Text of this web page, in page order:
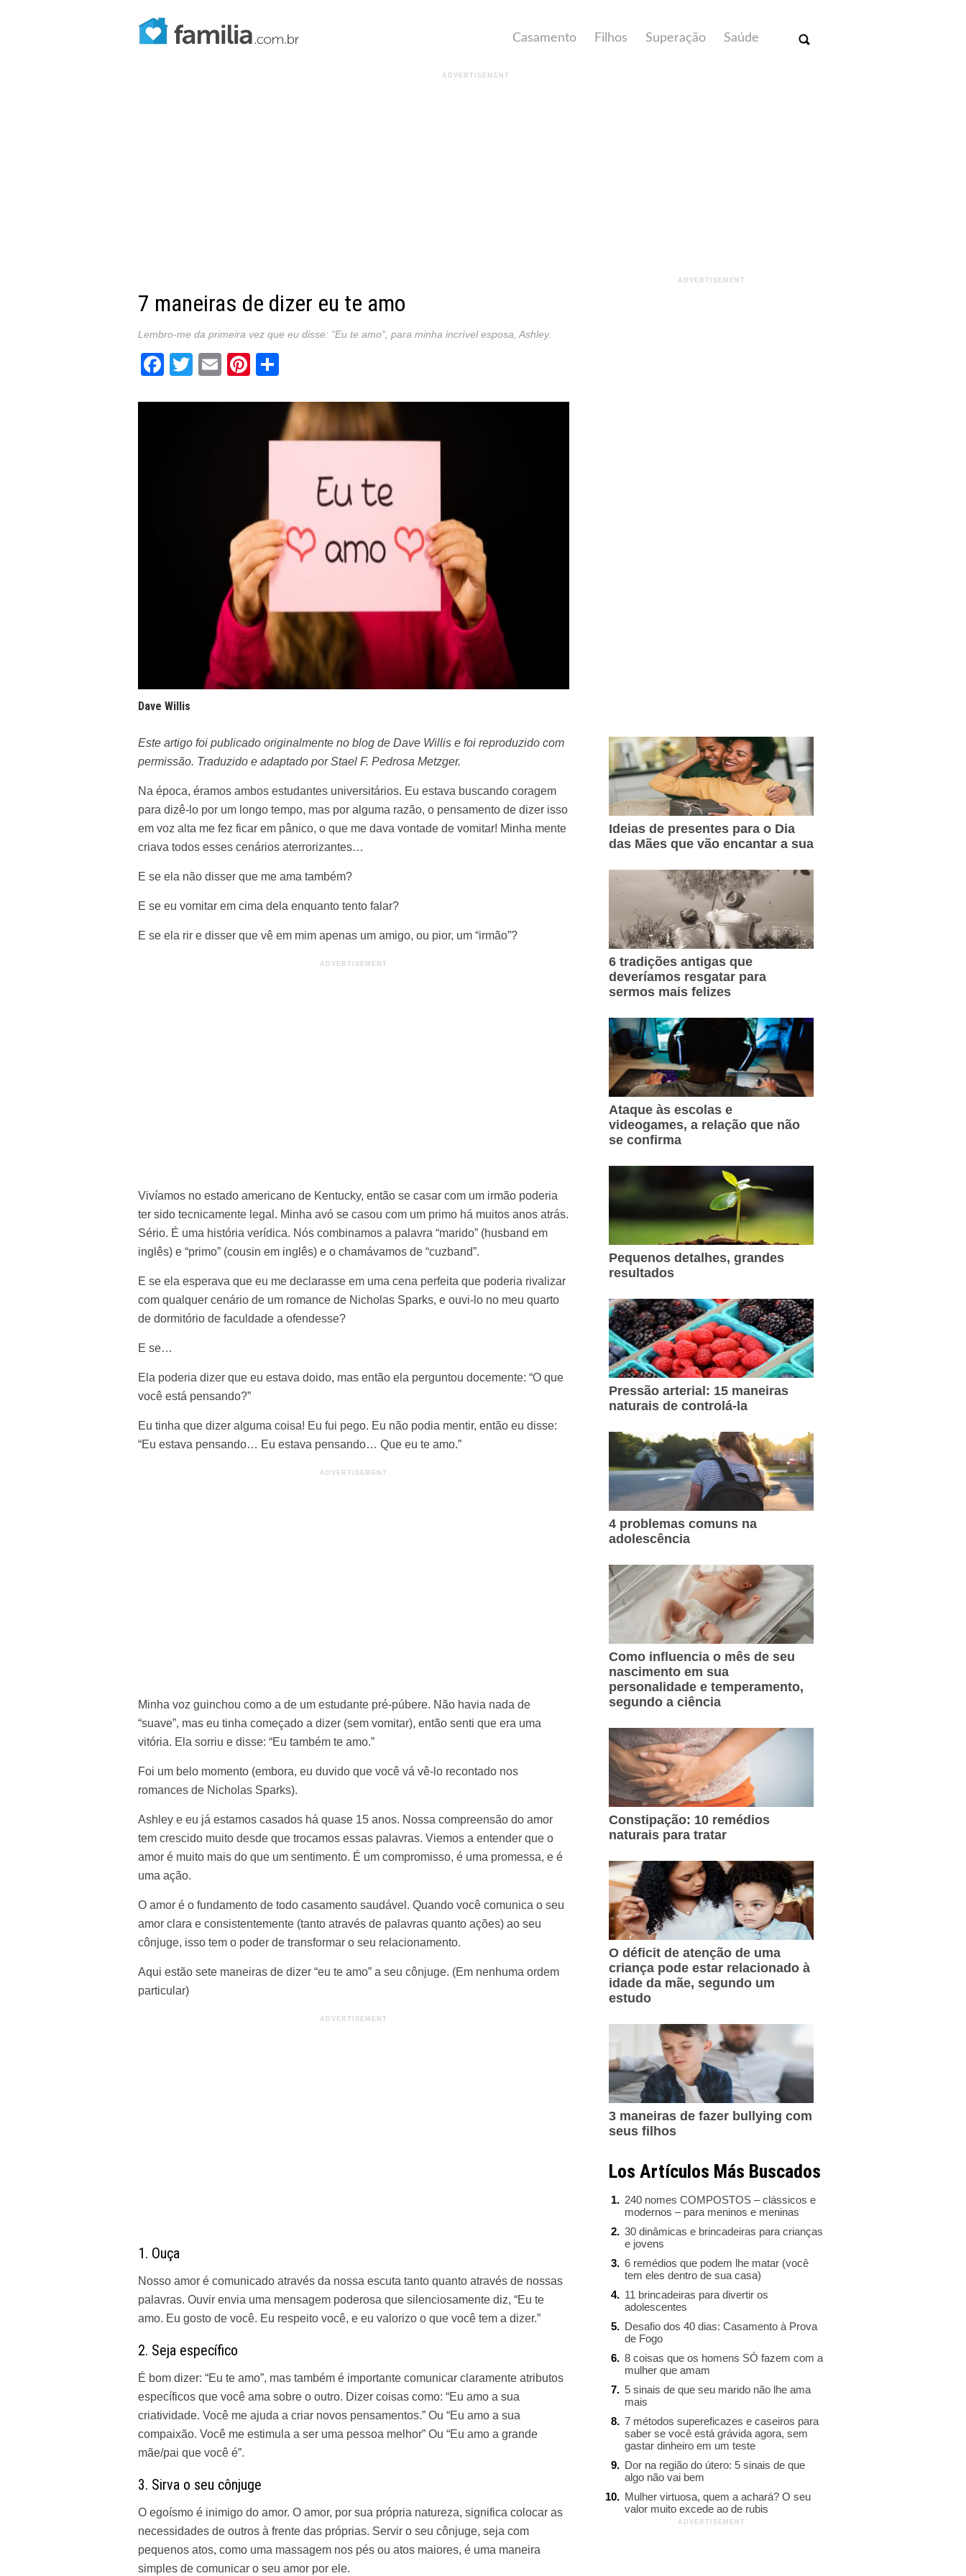
Casamento Filhos Superação Saúde
7 maneiras de dizer eu te amo
Lembro-me da primeira vez que eu disse: "Eu te amo", para minha incrível esposa, Ashley.
Facebook
TwitterEmailPinterest
Dave Willis
Este artigo foi publicado originalmente no blog de Dave Willis e foi reproduzido com
permissão. Traduzido e adaptado porStael F. Pedrosa Metzger.
Na época, éramos ambos estudantes universitários. Eu estava buscando coragem
para dizê-lo por um longo tempo, mas por alguma razão, o pensamento de dizer isso
em voz alta me fez ficar em pânico, o que me dava vontade de vomitar! Minha mente
criava todos esses cenários aterrorizantes…
E se ela não disser que me ama também?
E se eu vomitar em cima dela enquanto tento falar?
E se ela rir e disser que vê em mim apenas um amigo, ou pior, um “irmão”?
Vivíamos no estado americano de Kentucky, então se casar com um irmão poderia
ter sido tecnicamente legal. Minha avó se casou com um primo há muitos anos atrás.
Sério. É uma história verídica. Nós combinamos a palavra “marido” (husband em
inglês) e “primo” (cousin em inglês) e o chamávamos de “cuzband”.
E se ela esperava que eu me declarasse em uma cena perfeita que poderia rivalizar
com qualquer cenário de um romance de Nicholas Sparks, e ouvi-lo no meu quarto
de dormitório de faculdade a ofendesse?
E se…
Ela poderia dizer que eu estava doido, mas então ela perguntou docemente: “O que
você está pensando?”
Eu tinha que dizer alguma coisa! Eu fui pego. Eu não podia mentir, então eu disse:
“Eu estava pensando… Eu estava pensando… Que eu te amo.”
Minha voz guinchou como a de um estudante pré-púbere. Não havia nada de
“suave”, mas eu tinha começado a dizer (sem vomitar), então senti que era uma
vitória. Ela sorriu e disse: “Eu também te amo.”
Foi um belo momento (embora, eu duvido que você vá vê-lo recontado nos
romances de Nicholas Sparks).
Ashley e eu já estamos casados há quase 15 anos. Nossa compreensão do amor
tem crescido muito desde que trocamos essas palavras. Viemos a entender que o
amor é muito mais do que um sentimento. É um compromisso, é uma promessa, e é
uma ação.
O amor é o fundamento de todo casamento saudável. Quando você comunica o seu
amor clara e consistentemente (tanto através de palavras quanto ações) ao seu
cônjuge, isso tem o poder de transformar o seu relacionamento.
Aqui estão sete maneiras de dizer “eu te amo” a seu cônjuge. (Em nenhuma ordem
particular)
1. Ouça
Nosso amor é comunicado através da nossa escuta tanto quanto através de nossas
palavras. Ouvir envia uma mensagem poderosa que silenciosamente diz, “Eu te
amo. Eu gosto de você. Eu respeito você, e eu valorizo o que você tem a dizer.”
2. Seja específico
É bom dizer: “Eu te amo”, mas também é importante comunicar claramente atributos
específicos que você ama sobre o outro. Dizer coisas como: “Eu amo a sua
criatividade. Você me ajuda a criar novos pensamentos.” Ou “Eu amo a sua
compaixão. Você me estimula a ser uma pessoa melhor” Ou “Eu amo a grande
mãe/pai que você é”.
3. Sirva o seu cônjuge
O egoísmo é inimigo do amor. O amor, por sua própria natureza, significa colocar as
necessidades de outros à frente das próprias. Servir o seu cônjuge, seja com
pequenos atos, como uma massagem nos pés ou atos maiores, é uma maneira
simples de comunicar o seu amor por ele.
Ideias de presentes para o Dia
das Mães que vão encantar a sua
6 tradições antigas que
deveríamos resgatar para
sermos mais felizes
Ataque às escolas e
videogames, a relação que não
se confirma
Pequenos detalhes, grandes
resultados
Pressão arterial: 15 maneiras
naturais de controlá-la
4 problemas comuns na
adolescência
Como influencia o mês de seu
nascimento em sua
personalidade e temperamento,
segundo a ciência
Constipação: 10 remédios
naturais para tratar
O déficit de atenção de uma
criança pode estar relacionado à
idade da mãe, segundo um
estudo
3 maneiras de fazer bullying com
seus filhos
Los Artículos Más Buscados
240 nomes COMPOSTOS – clássicos e
modernos – para meninos e meninas
30 dinâmicas e brincadeiras para crianças
e jovens
6 remédios que podem lhe matar (você
tem eles dentro de sua casa)
11 brincadeiras para divertir os
adolescentes
Desafio dos 40 dias: Casamento à Prova
de Fogo
8 coisas que os homens SÓ fazem com a
mulher que amam
5 sinais de que seu marido não lhe ama
mais
7 métodos supereficazes e caseiros para
saber se você está grávida agora, sem
gastar dinheiro em um teste
Dor na região do útero: 5 sinais de que
algo não vai bem
Mulher virtuosa, quem a achará? O seu
valor muito excede ao de rubis